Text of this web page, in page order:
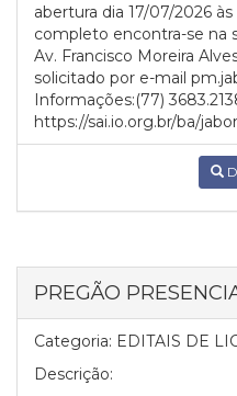
abertura dia 17/07/2026
completo encontra-se na
Av. Francisco Moreira
solicitado por e-mail
Informações:(77)
https://sai.io.org.br/ba/
PREGÃO
Categoria: EDITAIS DE
Descrição: